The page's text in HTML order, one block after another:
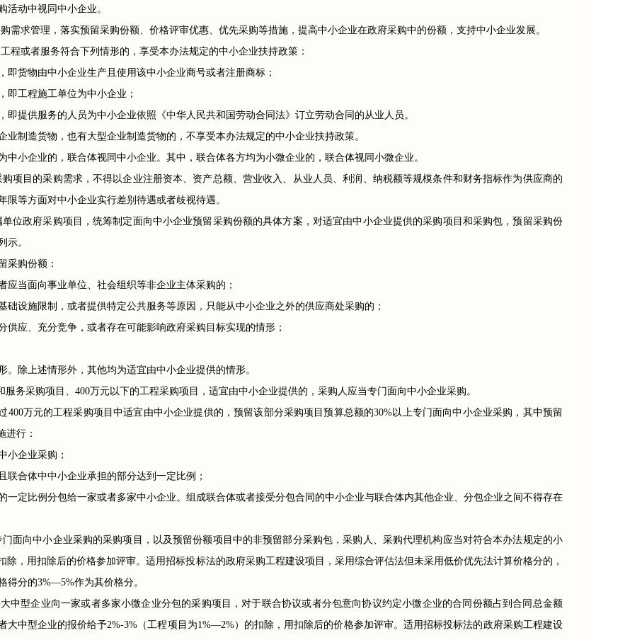
活动中视同中小企业。
需求管理，落实预留采购份额、价格评审优惠、优先采购等措施，提高中小企业在政府采购中的份额，支持中小企业发展。
程或者服务符合下列情形的，享受本办法规定的中小企业扶持政策：
即货物由中小企业生产且使用该中小企业商号或者注册商标；
即工程施工单位为中小企业；
即提供服务的人员为中小企业依照《中华人民共和国劳动合同法》订立劳动合同的从业人员。
制造货物，也有大型企业制造货物的，不享受本办法规定的中小企业扶持政策。
小企业的，联合体视同中小企业。其中，联合体各方均为小微企业的，联合体视同小微企业。
项目的采购需求，不得以企业注册资本、资产总额、营业收入、从业人员、利润、纳税额等规模条件和财务指标作为供应商的
等方面对中小企业实行差别待遇或者歧视待遇。
位政府采购项目，统筹制定面向中小企业预留采购份额的具体方案，对适宜由中小企业提供的采购项目和采购包，预留采购份
示。
采购份额：
应当面向事业单位、社会组织等非企业主体采购的；
础设施限制，或者提供特定公共服务等原因，只能从中小企业之外的供应商处采购的；
供应、充分竞争，或者存在可能影响政府采购目标实现的情形；
。除上述情形外，其他均为适宜由中小企业提供的情形。
务采购项目、400万元以下的工程采购项目，适宜由中小企业提供的，采购人应当专门面向中小企业采购。
400万元的工程采购项目中适宜由中小企业提供的，预留该部分采购项目预算总额的30%以上专门面向中小企业采购，其中预留
进行：
小企业采购；
联合体中中小企业承担的部分达到一定比例；
一定比例分包给一家或者多家中小企业。组成联合体或者接受分包合同的中小企业与联合体内其他企业、分包企业之间不得存在
面向中小企业采购的采购项目，以及预留份额项目中的非预留部分采购包，采购人、采购代理机构应当对符合本办法规定的小
，用扣除后的价格参加评审。适用招标投标法的政府采购工程建设项目，采用综合评估法但未采用低价优先法计算价格分的，
得分的3%—5%作为其价格分。
中型企业向一家或者多家小微企业分包的采购项目，对于联合协议或者分包意向协议约定小微企业的合同份额占到合同总金额
大中型企业的报价给予2%-3%（工程项目为1%—2%）的扣除，用扣除后的价格参加评审。适用招标投标法的政府采购工程建设